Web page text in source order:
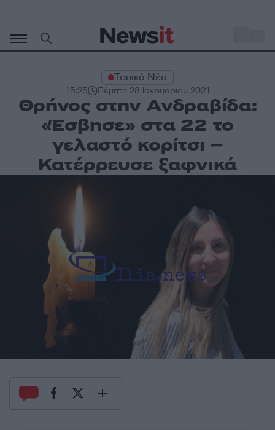
περιεχόμενο
Τοπικά Νέα
15:25 Πέμπτη 28 Ιανουαρίου 2021
Θρήνος στην Ανδραβίδα:
«Έσβησε» στα 22 το
γελαστό κορίτσι –
Κατέρρευσε ξαφνικά